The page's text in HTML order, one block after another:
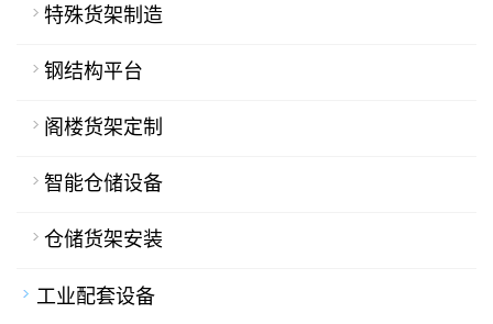
特殊货架制造
钢结构平台
阁楼货架定制
智能仓储设备
仓储货架安装
工业配套设备